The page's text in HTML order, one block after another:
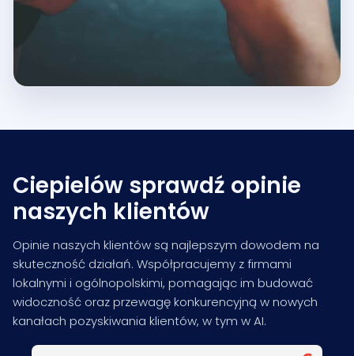
Ciepielów sprawdź opinie
naszych klientów
Opinie naszych klientów są najlepszym dowodem na
skuteczność działań. Współpracujemy z firmami
lokalnymi i ogólnopolskimi, pomagając im budować
widoczność oraz przewagę konkurencyjną w nowych
kanałach pozyskiwania klientów, w tym w AI.